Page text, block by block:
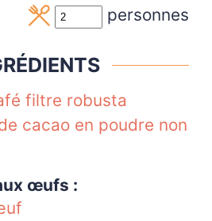
personnes
filtre robusta
cacao en poudre non
œufs :